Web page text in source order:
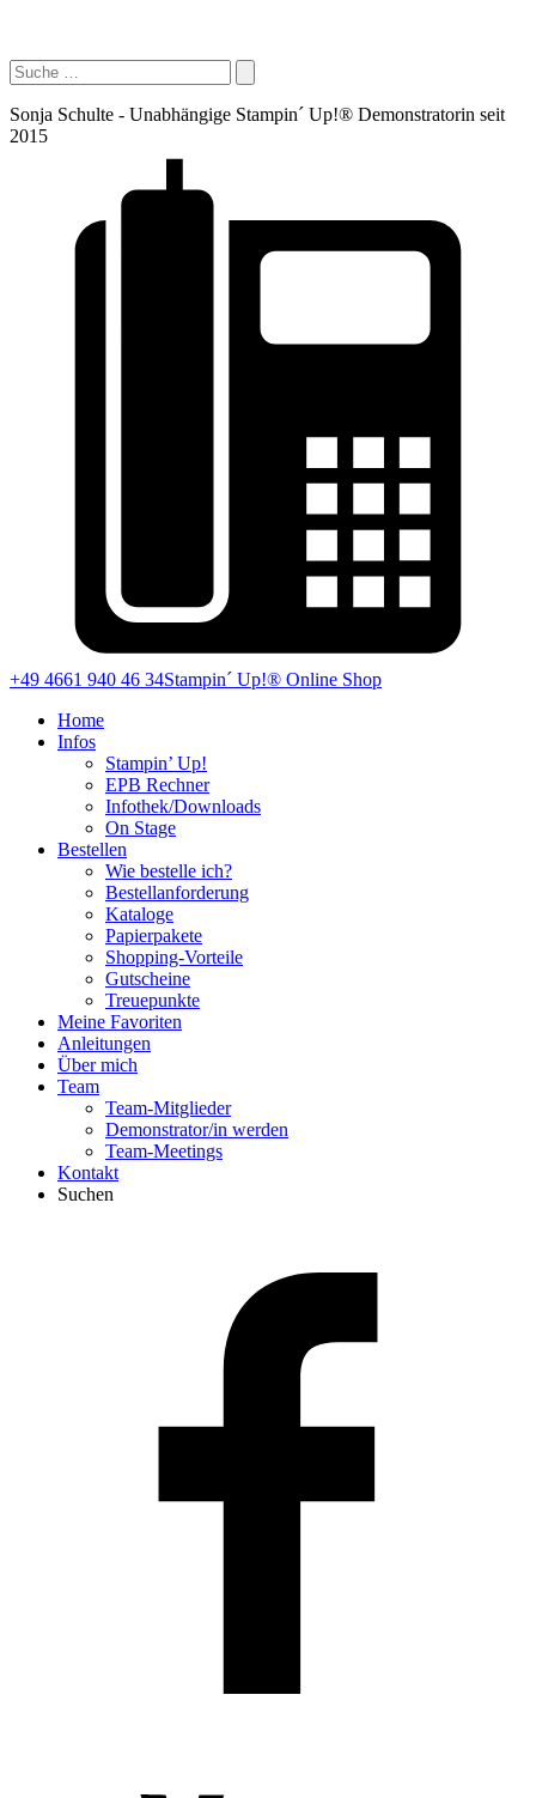
Sonja Schulte - Unabhängige Stampin´ Up!® Demonstratorin seit
2015
+49 4661 940 46 34Stampin´ Up!® Online Shop
Home
Infos
Stampin’ Up!
EPB Rechner
Infothek/Downloads
On Stage
Bestellen
Wie bestelle ich?
Bestellanforderung
Kataloge
Papierpakete
Shopping-Vorteile
Gutscheine
Treuepunkte
Meine Favoriten
Anleitungen
Über mich
Team
Team-Mitglieder
Demonstrator/in werden
Team-Meetings
Kontakt
Suchen